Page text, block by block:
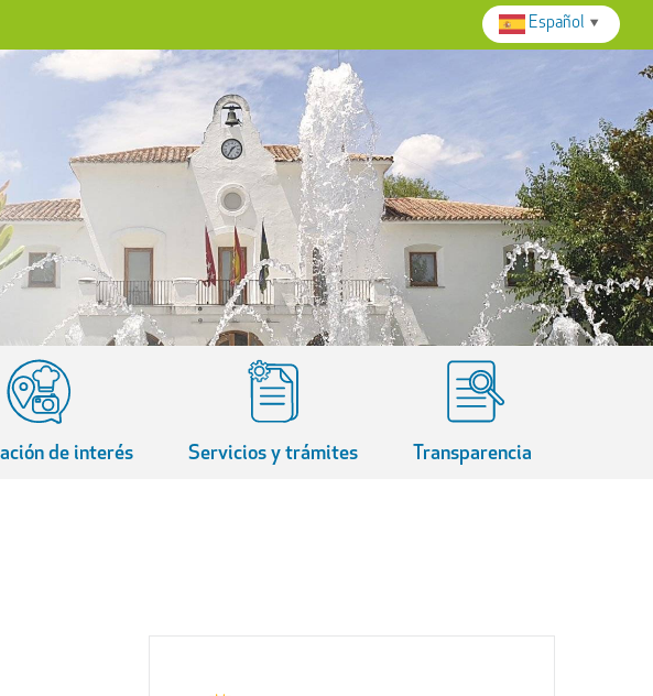
de interés Servicios y trámites Transparencia
Español ▼